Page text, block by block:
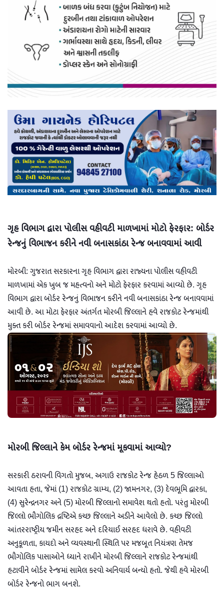
ગૃહ વિભાગ દ્વારા પોલીસ વહીવટી માળખામાં મોટો ફેરફાર: બોર્ડર
રેન્જનું વિભાજન કરીને નવી બનાસકાંઠા રેન્જ બનાવવામાં આવી
મોરબી: ગુજરાત સરકારના ગૃહ વિભાગ દ્વારા રાજ્યના પોલીસ વહીવટી
માળખામાં એક ખુબ જ મહત્વનો અને મોટો ફેરફાર કરવામાં આવ્યો છે. ગૃહ
વિભાગ દ્વારા બોર્ડર રેન્જનું વિભાજન કરીને નવી બનાસકાંઠા રેન્જ બનાવવામાં
આવી છે. આ મોટા ફેરફાર અંતર્ગત મોરબી જિલ્લાને હવે રાજકોટ રેન્જમાંથી
મુક્ત કરી બોર્ડર રેન્જમાં સમાવવાનો આદેશ કરવામાં આવ્યો છે.
મોરબી જિલ્લાને કેમ બોર્ડર રેન્જમાં મૂકવામાં આવ્યો?
સરકારી ઠરાવની વિગતો મુજબ, અગાઉ રાજકોટ રેન્જ હેઠળ 5 જિલ્લાઓ
આવતા હતા, જેમાં (1) રાજકોટ ગ્રામ્ય, (2) જામનગર, (3) દેવભૂમિ દ્વારકા,
(4) સુરેન્દ્રનગર અને (5) મોરબી જિલ્લાનો સમાવેશ થતો હતો. પરંતુ મોરબી
જિલ્લો ભૌગોલિક દ્રષ્ટિએ કચ્છ જિલ્લાને અડીને આવેલો છે. કચ્છ જિલ્લો
આંતરરાષ્ટ્રીય જમીન સરહદ અને દરિયાઈ સરહદ ધરાવે છે. વહીવટી
અનુકૂળતા, કાયદો અને વ્યવસ્થાની સ્થિતિ પર મજબૂત નિયંત્રણ તેમજ
ભૌગોલિક પાસાઓને ધ્યાને રાખીને મોરબી જિલ્લાને રાજકોટ રેન્જમાંથી
હટાવીને બોર્ડર રેન્જમાં સામેલ કરવો અનિવાર્ય બન્યો હતો. જેથી હવે મોરબી
બોર્ડર રેન્જનો ભાગ બનશે.